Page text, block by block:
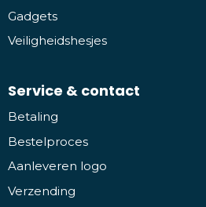
Gadgets
Veiligheidshesjes
Service & contact
Betaling
Bestelproces
Aanleveren logo
Verzending